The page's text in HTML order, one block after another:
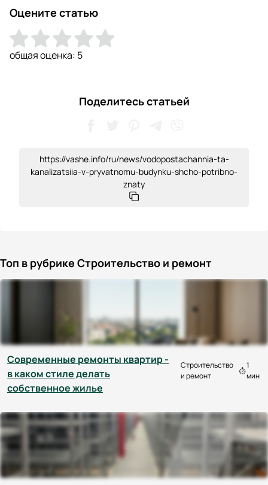
Оцените статью
общая оценка: 5
Поделитесь статьей
https://vashe.info/ru/news/vodopostachannia-ta-
kanalizatsiia-v-pryvatnomu-budynku-shcho-potribno-
znaty
Топ в рубрике Строительство и ремонт
Современные ремонты квартир -
в каком стиле делать
собственное жилье
Строительство
и ремонт
1
мин